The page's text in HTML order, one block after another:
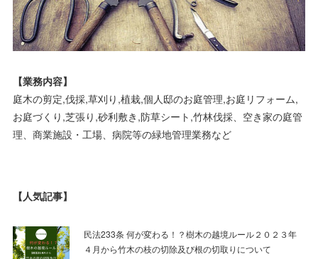
【業務内容】
庭木の剪定,伐採,草刈り,植栽,個人邸のお庭管理,お庭リフォーム,
お庭づくり,芝張り,砂利敷き,防草シート,竹林伐採、空き家の庭管
理、商業施設・工場、病院等の緑地管理業務など
【人気記事】
民法233条 何が変わる！？樹木の越境ルール２０２３年
４月から竹木の枝の切除及び根の切取りについて